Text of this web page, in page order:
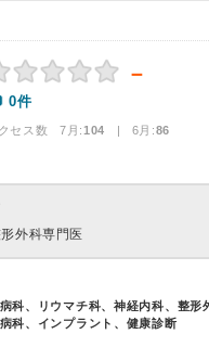
－
0件
セス数 7月:104 | 6月:86
外科専門医
科、リウマチ科、神経内科、整形
科、インプラント、健康診断